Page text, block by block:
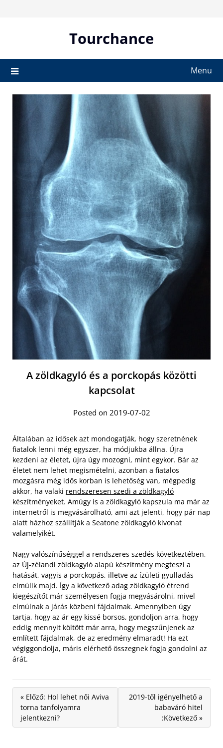
Tourchance
Menu
A zöldkagyló és a porckopás közötti
kapcsolat
Posted on 2019-07-02
Általában az idősek azt mondogatják, hogy szeretnének
fiatalok lenni még egyszer, ha módjukba állna. Újra
kezdeni az életet, újra úgy mozogni, mint egykor. Bár az
életet nem lehet megismételni, azonban a fiatalos
mozgásra még idős korban is lehetőség van, mégpedig
akkor, ha valaki rendszeresen szedi a zöldkagyló
készítményeket. Amúgy is a zöldkagyló kapszula ma már az
internetről is megvásárolható, ami azt jelenti, hogy pár nap
alatt házhoz szállítják a Seatone zöldkagyló kivonat
valamelyikét.
Nagy valószínűséggel a rendszeres szedés következtében,
az Új-zélandi zöldkagyló alapú készítmény megteszi a
hatását, vagyis a porckopás, illetve az ízületi gyulladás
elmúlik majd. Így a következő adag zöldkagyló étrend
kiegészítőt már személyesen fogja megvásárolni, mivel
elmúlnak a járás közbeni fájdalmak. Amennyiben úgy
tartja, hogy az ár egy kissé borsos, gondoljon arra, hogy
eddig mennyit költött már arra, hogy megszűnjenek az
említett fájdalmak, de az eredmény elmaradt! Ha ezt
végiggondolja, máris elérhető összegnek fogja gondolni az
árát.
« Előző: Hol lehet női Aviva
torna tanfolyamra
jelentkezni?
2019-től igényelhető a
babaváró hitel
:Következő »